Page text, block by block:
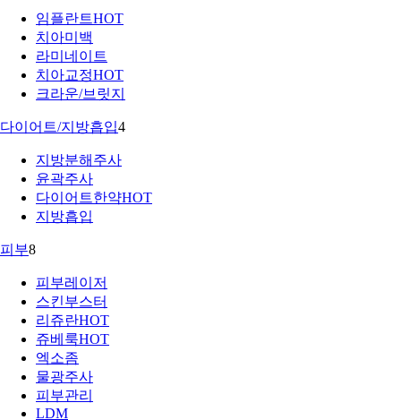
임플란트HOT
치아미백
라미네이트
치아교정HOT
크라운/브릿지
다이어트/지방흡입4
지방분해주사
윤곽주사
다이어트한약HOT
지방흡입
피부8
피부레이저
스킨부스터
리쥬란HOT
쥬베룩HOT
엑소좀
물광주사
피부관리
LDM